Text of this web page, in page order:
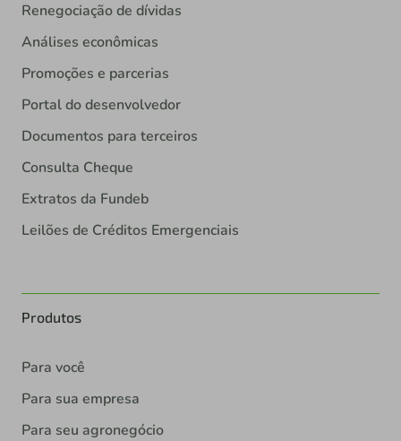
Renegociação de dívidas
Análises econômicas
Promoções e parcerias
Portal do desenvolvedor
Documentos para terceiros
Consulta Cheque
Extratos da Fundeb
Leilões de Créditos Emergenciais
Produtos
Para você
Para sua empresa
Para seu agronegócio